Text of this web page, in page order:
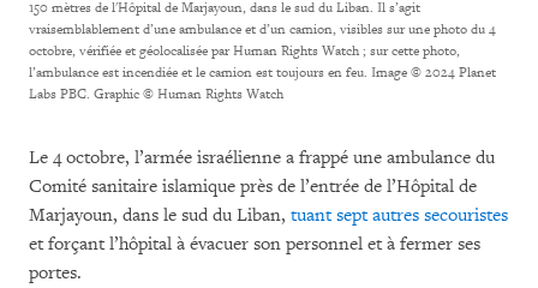
150 mètres de l'Hôpital de Marjayoun, dans le sud du Liban. Il s’agit
vraisemblablement d’une ambulance et d’un camion, visibles sur une photo du 4
octobre, vérifiée et géolocalisée par Human Rights Watch ; sur cette photo,
l’ambulance est incendiée et le camion est toujours en feu. Image © 2024 Planet
Labs PBC. Graphic © Human Rights Watch
Le 4 octobre, l’armée israélienne a frappé une ambulance du
Comité sanitaire islamique près de l’entrée de l’Hôpital de
Marjayoun, dans le sud du Liban, tuant sept autres secouristes
et forçant l’hôpital à évacuer son personnel et à fermer ses
portes.